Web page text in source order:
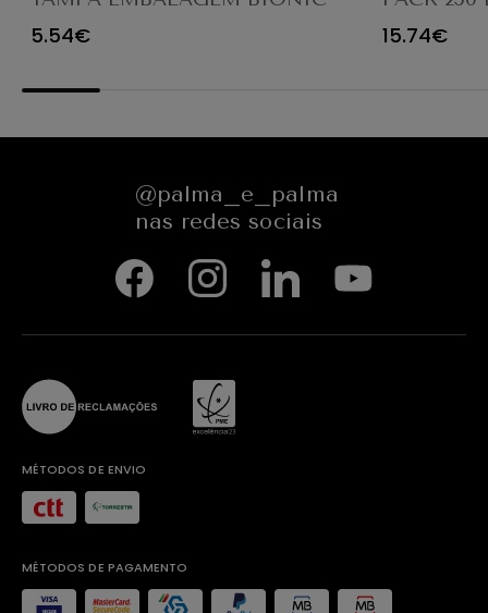
250ML PACK 50UN
5.54€
JANELA
ROUN
15.74€
@palma_e_palma
nas redes sociais
MÉTODOS DE ENVIO
MÉTODOS DE PAGAMENTO